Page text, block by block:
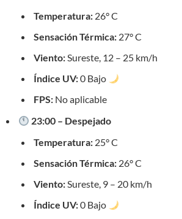
Temperatura: 26° C
Sensación Térmica: 27° C
Viento:Sureste, 12 – 25 km/h
Índice UV:0 Bajo
FPS: No aplicable
23:00 – Despejado
Temperatura: 25° C
Sensación Térmica: 26° C
Viento:Sureste, 9 – 20 km/h
Índice UV:0 Bajo